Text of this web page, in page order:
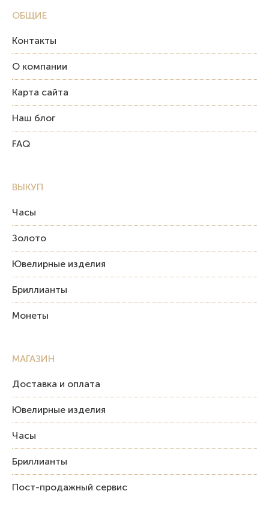
ОБЩИЕ
Контакты
О компании
Карта сайта
Наш блог
FAQ
ВЫКУП
Часы
Золото
Ювелирные изделия
Бриллианты
Монеты
МАГАЗИН
Доставка и оплата
Ювелирные изделия
Часы
Бриллианты
Пост-продажный сервис